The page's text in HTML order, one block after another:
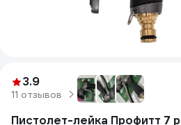
3.9
11 отзывов
Пистолет-лейка Профитт 7